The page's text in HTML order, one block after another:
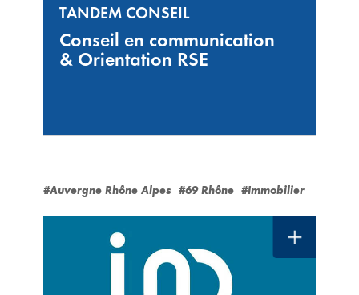
TANDEM CONSEIL
Conseil en communication
& Orientation RSE
#Auvergne Rhône Alpes #69 Rhône #Immobilier